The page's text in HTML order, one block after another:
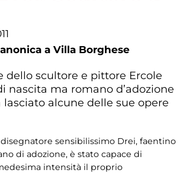
a Villa Borghese
dello scultore e pittore Ercole
nascita ma romano d’adozione
lasciato alcune delle sue opere
sensibilissimo Drei, faentino
di adozione, è stato capace di
intensità il proprio